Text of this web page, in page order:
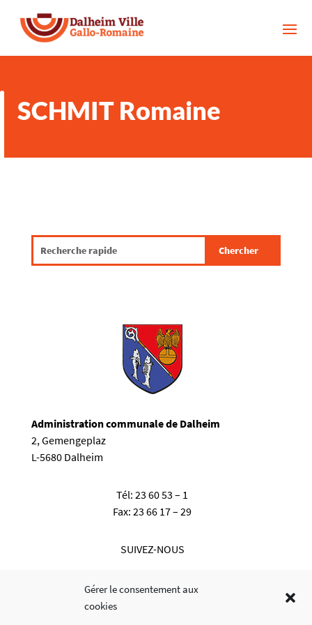
Gérer le consentement aux
cookies
SCHMIT Romaine
Administration communale de Dalheim
2, Gemengeplaz
L-5680 Dalheim
Tél:23 60 53 – 1
Fax:23 66 17 – 29
SUIVEZ-NOUS